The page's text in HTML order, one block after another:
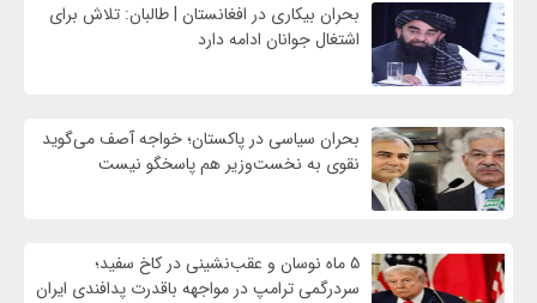
بحران بیکاری در افغانستان | طالبان: تلاش برای
اشتغال جوانان ادامه دارد
بحران سیاسی در پاکستان؛ خواجه آصف می‌گوید
نقوی به نخست‌وزیر هم پاسخگو نیست
۵ ماه نوسان و عقب‌نشینی در کاخ سفید؛
سردرگمی ترامپ در مواجهه باقدرت پدافندی ایران